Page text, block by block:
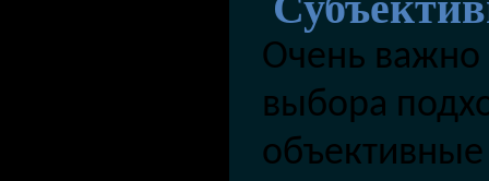
Очень важно
выбора